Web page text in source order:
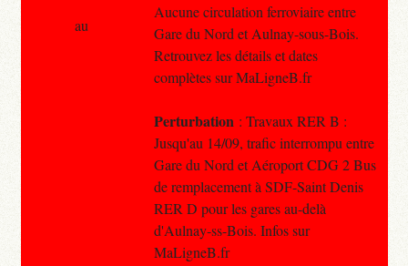
Aucune circulation ferroviaire entre
Gare du Nord et Aulnay-sous-Bois.
Retrouvez les détails et dates
complètes sur MaLigneB.fr
Perturbation : Travaux RER B :
Jusqu'au 14/09, trafic interrompu entre
Gare du Nord et Aéroport CDG 2 Bus
de remplacement à SDF-Saint Denis
RER D pour les gares au-delà
d'Aulnay-ss-Bois. Infos sur
MaLigneB.fr
au